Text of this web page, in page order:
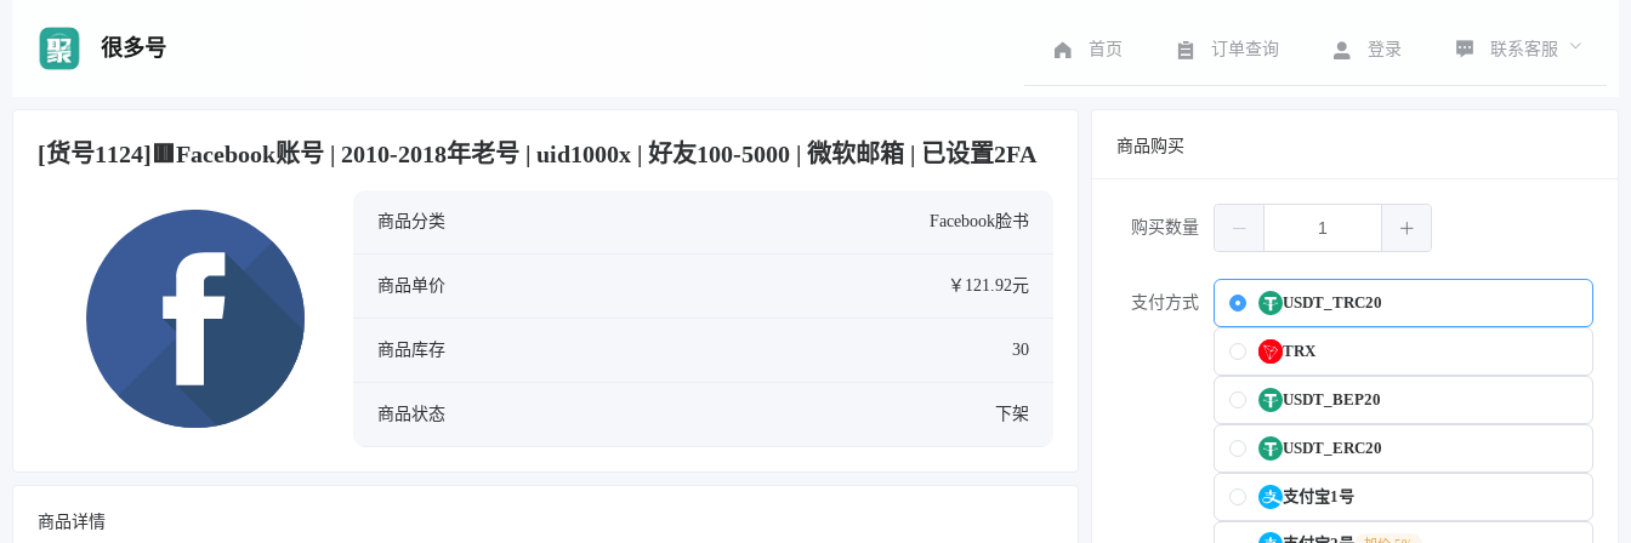
很多号 首页 订单查询 登录 联系客服
[货号1124]🟥Facebook账号 | 2010-2018年老号 | uid1000x | 好友100-5000 | 微软邮箱 | 已设置2FA
商品分类 Facebook脸书
商品单价 ￥121.92元
商品库存 30
商品状态 下架
商品详情
商品购买
购买数量
支付方式 USDT_TRC20
TRX
USDT_BEP20
USDT_ERC20
支付宝1号